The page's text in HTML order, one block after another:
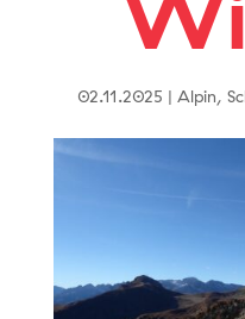
02.11.2025 | Alpin,